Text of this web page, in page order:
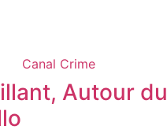
Canal Crime
Autour du